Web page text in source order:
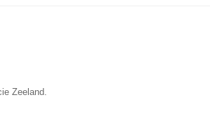
Zeeland.